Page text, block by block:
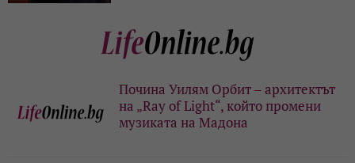
Почина Уилям Орбит – архитектът
на „Ray of Light“, който промени
музиката на Мадона